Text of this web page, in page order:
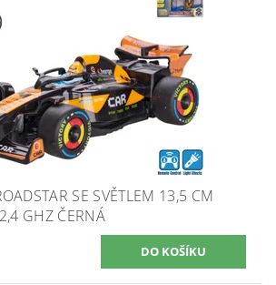
SE SVĚTLEM 13,5 CM
GHZ ČERNÁ